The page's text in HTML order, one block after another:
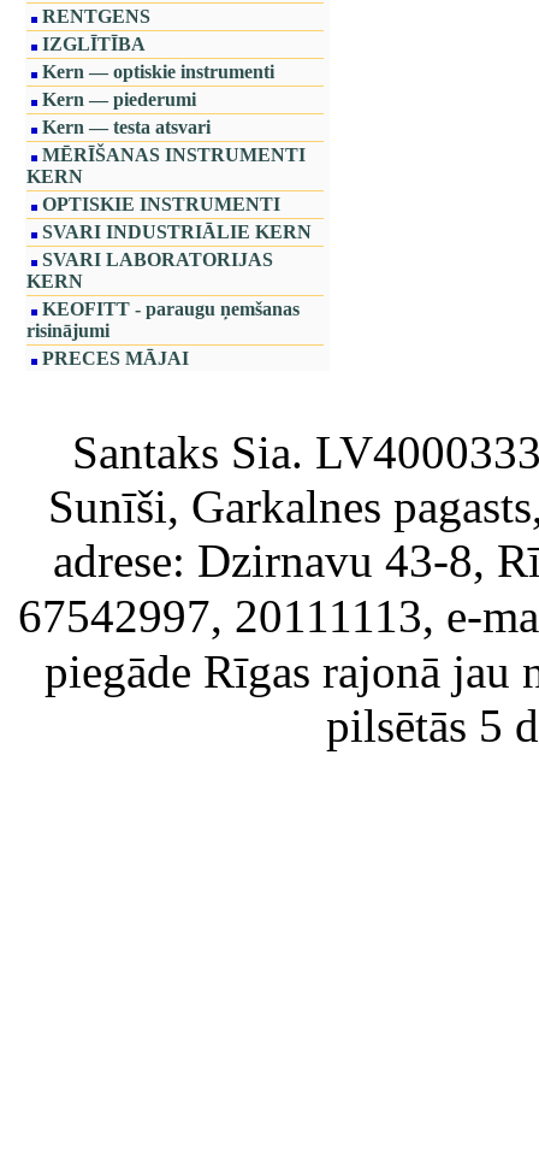
RENTGENS
IZGLĪTĪBA
Kern — optiskie instrumenti
Kern — piederumi
Kern — testa atsvari
MĒRĪŠANAS INSTRUMENTI
KERN
OPTISKIE INSTRUMENTI
SVARI INDUSTRIĀLIE KERN
SVARI LABORATORIJAS
KERN
KEOFITT - paraugu ņemšanas
risinājumi
PRECES MĀJAI
Santaks Sia.
Sunīši, Garkalnes
adrese: Dzirnavu 43-8,
67542997, 20111113, e-
piegāde Rīgas rajonā jau
pilsētās 5